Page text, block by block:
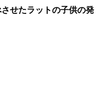
せたラットの子供の発